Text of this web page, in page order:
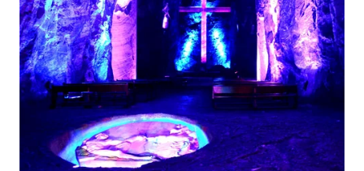
WN
KARAWANG
WN
BEKASI
WN
BOGOR